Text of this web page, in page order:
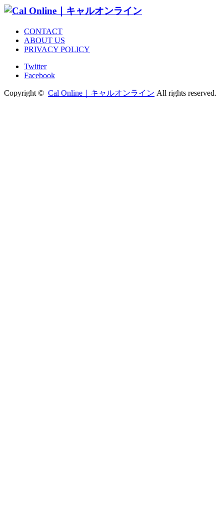
CONTACT
ABOUT US
PRIVACY POLICY
Twitter
Facebook
Copyright © Cal Online｜キャルオンライン All rights reserved.